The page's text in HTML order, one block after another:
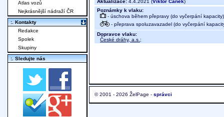
Aktualizace: 4.4.2021 (Viktor Čaněk)
Poznámky k vlaku:
- úschova během přepravy (do vyčerpání kapacity)
- přeprava spoluzavazadel (do vyčerpání
Dopravce vlaku:
České dráhy, a.s. ;
© 2001 - 2026 ŽelPage - správci
Atlas vozů
Nejkrásnější nádraží ČR
:. Kontakty
Redakce
Spolek
Skupiny
:. Sledujte nás